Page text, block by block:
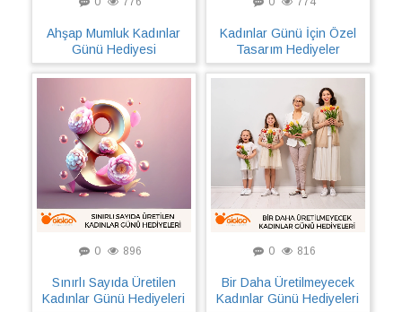
Ahşap Mumluk Kadınlar
Günü Hediyesi
Kadınlar Günü İçin Özel
Tasarım Hediyeler
0 896
Sınırlı Sayıda Üretilen
Kadınlar Günü Hediyeleri
0 816
Bir Daha Üretilmeyecek
Kadınlar Günü Hediyeleri